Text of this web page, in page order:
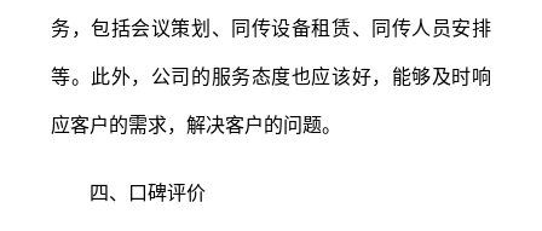
务，包括会议策划、同传设备租赁、同传人员安排
等。此外，公司的服务态度也应该好，能够及时响
应客户的需求，解决客户的问题。
四、口碑评价